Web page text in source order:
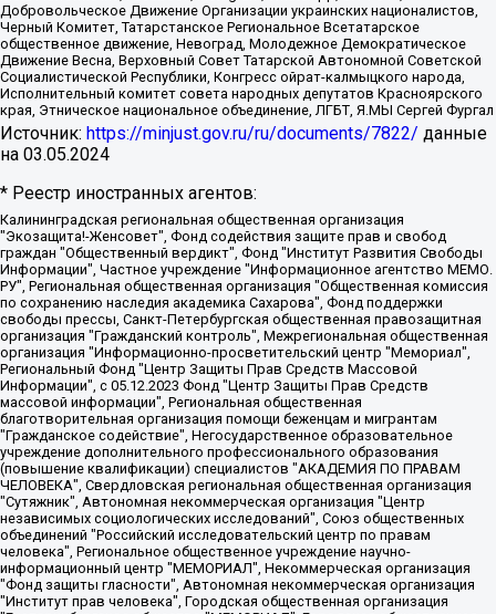
Добровольческое Движение Организации украинских националистов,
Черный Комитет, Татарстанское Региональное Всетатарское
общественное движение, Невоград, Молодежное Демократическое
Движение Весна, Верховный Совет Татарской Автономной Советской
Социалистической Республики, Конгресс ойрат-калмыцкого народа,
Исполнительный комитет совета народных депутатов Красноярского
края, Этническое национальное объединение, ЛГБТ, Я.МЫ Сергей Фургал
Источник: https://minjust.gov.ru/ru/documents/7822/ данные
на 03.05.2024
* Реестр иностранных агентов:
Калининградская региональная общественная организация "Экозащита!-Женсовет", Фонд содействия защите прав и свобод граждан "Общественный вердикт", Фонд "Институт Развития Свободы Информации", Частное учреждение "Информационное агентство МЕМО. РУ", Региональная общественная организация "Общественная комиссия по сохранению наследия академика Сахарова", Фонд поддержки свободы прессы, Санкт-Петербургская общественная правозащитная организация "Гражданский контроль", Межрегиональная общественная организация "Информационно-просветительский центр "Мемориал", Региональный Фонд "Центр Защиты Прав Средств Массовой Информации", с 05.12.2023 Фонд "Центр Защиты Прав Средств массовой информации", Региональная общественная благотворительная организация помощи беженцам и мигрантам "Гражданское содействие", Негосударственное образовательное учреждение дополнительного профессионального образования (повышение квалификации) специалистов "АКАДЕМИЯ ПО ПРАВАМ ЧЕЛОВЕКА", Свердловская региональная общественная организация "Сутяжник", Автономная некоммерческая организация "Центр независимых социологических исследований", Союз общественных объединений "Российский исследовательский центр по правам человека", Региональное общественное учреждение научно-информационный центр "МЕМОРИАЛ", Некоммерческая организация "Фонд защиты гласности", Автономная некоммерческая организация "Институт прав человека", Городская общественная организация "Екатеринбургское общество "МЕМОРИАЛ", Городская общественная организация "Рязанское историко-просветительское и правозащитное общество "Мемориал" (Рязанский Мемориал), Челябинский региональный орган общественной самодеятельности – женское общественное объединение "Женщины Евразии", Челябинский региональный орган общественной самодеятельности "Уральская правозащитная группа", Фонд содействия защите здоровья и социальной справедливости имени Андрея Рылькова, Автономная Некоммерческая Организация "Аналитический Центр Юрия Левады", Автономная некоммерческая организация социальной поддержки населения "Проект Апрель", Региональная общественная организация помощи женщинам и детям, находящимся в кризисной ситуации "Информационно-методический центр "Анна", Фонд содействия развитию массовых коммуникаций и правовому просвещению "Так-так-Так", Фонд содействия устойчивому развитию "Серебряная тайга", Свердловский региональный общественный фонд социальных проектов "Новое время", "Idel.Реалии", Кавказ.Реалии, Крым.Реалии, Телеканал Настоящее Время, Татаро-башкирская служба Радио Свобода (Azatliq Radiosi), Радио Свободная Европа/Радио Свобода (PCE/PC), "Сибирь.Реалии", "Фактограф", Благотворительный фонд помощи осужденным и их семьям, Автономная некоммерческая организация "Институт глобализации и социальных движений", Фонд "В защиту прав заключенных", Частное учреждение "Центр поддержки и содействия развитию средств массовой информации", Пензенский региональный общественный благотворительный фонд "Гражданский союз", "Север.Реалии", Некоммерческая организация Фонд "Правовая инициатива", Общество с ограниченной ответственностью "Радио Свободная Европа/Радио Свобода", Чешское информационное агентство "MEDIUM-ORIENT", Красноярская региональная общественная организация "Мы против СПИДа", Камалягин Денис Николаевич, Маркелов Сергей Евгеньевич, Пономарев Лев Александрович, Савицкая Людмила Алексеевна, Автономная некоммерческая организация "Центр по работе с проблемой насилия "НАСИЛИЮ.НЕТ", Межрегиональный профессиональный союз работников здравоохранения "Альянс врачей", Юридическое лицо, зарегистрированное в Латвийской Республике, SIA "Medusa Project" (регистрационный номер 40103797863, дата регистрации 10.06.2014), Некоммерческая организация "Фонд по борьбе с коррупцией", Автономная некоммерческая организация "Институт права и публичной политики", Баданин Роман Сергеевич, Гликин Максим Александрович, Железнова Мария Михайловна, Лукьянова Юлия Сергеевна, Маетная Елизавета Витальевна, Маняхин Петр Борисович, Чуракова Ольга Владимировна, Ярош Юлия Петровна, Юридическое лицо "The Insider SIA", зарегистрированное в Риге, Латвийская Республика (дата регистрации 26.06.2015), являющееся администратором доменного имени интернет-издания "The Insider SIA", https://theins.ru, Постернак Алексей Евгеньевич, Рубин Михаил Аркадьевич, Анин Роман Александрович, Юридическое лицо Istories fonds, зарегистрированное в Латвийской Республике (регистрационный номер 50008295751, дата регистрации 24.02.2020), Великовский Дмитрий Александрович, Долинина Ирина Николаевна, Мароховская Алеся Алексеевна, Шлейнов Роман Юрьевич, Шмагун Олеся Валентиновна, Общество с ограниченной ответственностью "Альтаир 2021", Общество с ограниченной ответственностью "Вега 2021", Общество с ограниченной ответственностью "Главный редактор 2021", Общество с ограниченной ответственностью "Ромашки монолит", Важенков Артем Валерьевич, Ивановская областная общественная организация "Центр гендерных исследований", Гурман Юрий Альбертович, Медиапроект "ОВД-Инфо", Егоров Владимир Владимирович, Жилинский Владимир Александрович, Общество с ограниченной ответственностью "ЗП", Иванова София Юрьевна, Карезина Инна Павловна, Кильтау Екатерина Викторовна, Петров Алексей Викторович, Пискунов Сергей Евгеньевич, Смирнов Сергей Сергеевич, Тихонов Михаил Сергеевич, Общество с ограниченной ответственностью "ЖУРНАЛИСТ-ИНОСТРАННЫЙ АГЕНТ", Арапова Галина Юрьевна, Вольтская Татьяна Анатольевна, Американская компания "Mason G.E.S. Anonymous Foundation" (США), являющаяся владельцем интернет-издания https://mnews.world/, Компания "Stichting Bellingcat", зарегистрированная в Нидерландах (дата регистрации 11.07.2018), Захаров Андрей Вячеславович, Клепиковская Екатерина Дмитриевна, Общество с ограниченной ответственностью "МЕМО", Перл Роман Александрович, Симонов Евгений Алексеевич, Соловьева Елена Анатольевна, Сотников Даниил Владимирович, Сурначева Елизавета Дмитриевна, Автономная некоммерческая организация по защите прав человека и информированию населения "Якутия – Наше Мнение", Общество с ограниченной ответственностью "Москоу диджитал медиа", с 26.01.2023 Общество с ограниченной ответственностью "Чайка Белые сады", Ветошкина Валерия Валерьевна, Заговора Максим Александрович, Межрегиональное общественное движение "Российская ЛГБТ - сеть", Оленичев Максим Владимирович, Павлов Иван Юрьевич, Скворцова Елена Сергеевна, Общество с ограниченной ответственностью "Как бы инагент", Кочетков Игорь Викторович, Общество с ограниченной ответственностью "Честные выборы", Еланчик Олег Александрович, Общество с ограниченной ответственностью "Нобелевский призыв", Гималова Регина Эмилевна, Григорьев Андрей Валерьевич, Григорьева Алина Александровна, Ассоциация по содействию защите прав призывников, альтернативнослужащих и военнослужащих "Правозащитная группа "Гражданин.Армия.Право", Хисамова Регина Фаритовна, Автономная некоммерческая организация по реализации социально-правовых программ "Лилит", Дальневосточное общественное движение "Маяк", Санкт-Петербургская ЛГБТ-инициативная группа "Выход", Инициативная группа ЛГБТ+ "Реверс", Алексеев Андрей Викторович, Бекбулатова Таисия Львовна, Беляев Иван Михайлович, Владыкина Елена Сергеевна, Гельман Марат Александрович, Никульшина Вероника Юрьевна, Толоконникова Надежда Андреевна, Шендерович Виктор Анатольевич, Общество с ограниченной ответственностью "Данное сообщение", Общество с ограниченной ответственностью Издательский дом "Новая глава", Айнбиндер Александра Александровна, Московский комьюнити-центр для ЛГБТ+инициатив, Благотворительный фонд развития филантропии, Deutsche Welle (Германия, Kurt-Schumacher-Strasse 3, 53113 Bonn), Борзунова Мария Михайловна, Воробьев Виктор Викторович, Голубева Анна Львовна, Константинова Алла Михайловна, Малкова Ирина Владимировна, Мурадов Мурад Абдулгалимович, Осетинская Елизавета Николаевна, Понасенков Евгений Николаевич, Ганапольский Матвей Юрьевич, Киселев Евгений Алексеевич, Борухович Ирина Григорьевна, Дремин Иван Тимофеевич, Дубровский Дмитрий Викторович, Красноярская региональная общественная организация поддержки и развития альтернативных образовательных технологий и межкультурных коммуникаций "ИНТЕРРА", Маяковская Екатерина Алексеевна, Фейгин Марк Захарович, Филимонов Андрей Викторович, Дзугкоева Регина Николаевна, Доброхотов Роман Александрович, Дудь Юрий Александрович, Елкин Сергей Владимирович, Кругликов Кирилл Игоревич, Сабунаева Мария Леонидовна, Семенов Алексей Владимирович, Шаинян Карен Багратович, Шульман Екатерина Михайловна, Асафьев Артур Валерьевич, Вахштайн Виктор Семенович, Венедиктов Алексей Алексеевич, Лушникова Екатерина Евгеньевна, Волков Леонид Михайлович, Невзоров Александр Глебович, Пархоменко Сергей Борисович, Сироткин Ярослав Николаевич, Кара-Мурза Владимир Владимирович, Баранова Наталья Владимировна, Гозман Леонид Яковлевич, Кагарлицкий Борис Юльевич, Климарев Михаил Валерьевич, Милов Владимир Станиславович, Автономная некоммерческая организация Краснодарский центр современного искусства "Типография", Моргенштерн Алишер Тагирович, Соболь Любовь Эдуардовна, Общество с ограниченной ответственностью "ЛИЗА НОРМ", Каспаров Гарри Кимович, Ходорковский Михаил Борисович, Общество с ограниченной ответственностью "Апрельские тезисы", Данилович Ирина Брониславовна, Кашин Олег Владимирович, Петров Николай Владимирович, Пивоваров Алексей Владимирович, Соколов Михаил Владимирович, Цветкова Юлия Владимировна, Чичваркин Евгений Александрович, Комитет против пыток/Команда против пыток, Общество с ограниченной ответственностью "Первый научный", Общество с ограниченной ответственностью "Вертолет и ко", Белоцерковская Вероника Борисовна, Кац Максим Евгеньевич, Лазарева Татьяна Юрьевна, Шаведдинов Руслан Табризович, Яшин Илья Валерьевич, Общество с ограниченной ответственностью "Иноагент ААВ", Алешковский Дмитрий Петрович, Альбац Евгения Марковна, Быков Дмитрий Львович, Галямина Юлия Евгеньевна, Лойко Сергей Леонидович, Мартынов Кирилл Константинович, Медведев Сергей Александрович, Крашенинников Федор Геннадиевич, Гордеева Катерина Вл